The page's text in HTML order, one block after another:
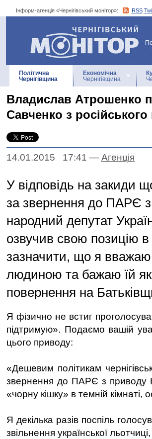
Інформ-агенція «Чернігівський монітор»: RSS
Інформ-агенція
«Чернігівський монітор»
Політична
Чернігівщина
Економічна
Чернігівщина
Владислав Атрошенко
Савченко з
14.01.2015 17:41 — Агенцiя
У відповідь на закиди
за звернення до ПАРЄ
народний депутат
озвучив свою позицію
зазначити, що я
людиною та бажаю їй
повернення на
Я фізично не встиг
підтримую». Подаємо вашій
цього приводу:
«Дешевим політикам
звернення до ПАРЄ з приводу
«чорну кішку» в темній
Я декілька разів поспіль
звільнення української